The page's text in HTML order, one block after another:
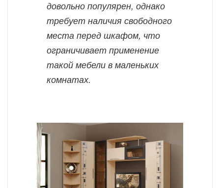
довольно популярен, однако
требует наличия свободного
места перед шкафом, что
ограничивает применение
такой мебели в маленьких
комнатах.